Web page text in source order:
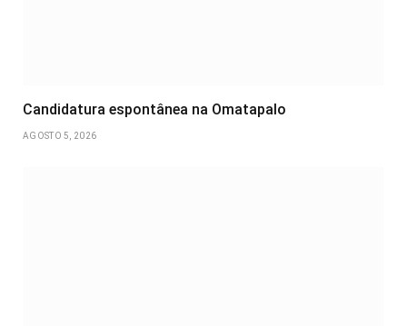
Candidatura espontânea na Omatapalo
AGOSTO 5, 2026